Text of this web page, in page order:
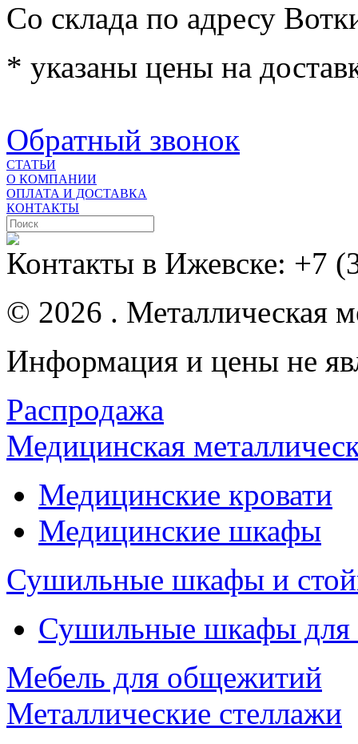
Со склада по адресу
* указаны цены на
Обратный звонок
СТАТЬИ
О КОМПАНИИ
ОПЛАТА И ДОСТАВКА
КОНТАКТЫ
Контакты в Ижевске: +7
© 2026 . Металлическая
Информация и цены не
Распродажа
Медицинская
Медицинские кровати
Медицинские шкафы
Сушильные шкафы и
Сушильные шкафы
Мебель для общежитий
Металлические стеллажи